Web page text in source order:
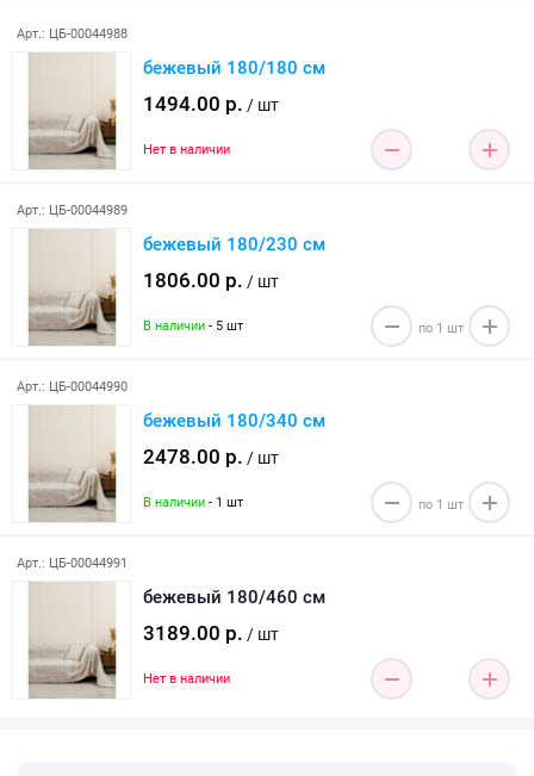
Арт.: ЦБ-00044988
бежевый 180/180 см
1494.00 р. / шт
Нет в наличии
Арт.: ЦБ-00044989
бежевый 180/230 см
1806.00 р. / шт
В наличии - 5 шт
Арт.: ЦБ-00044990
бежевый 180/340 см
2478.00 р. / шт
В наличии - 1 шт
Арт.: ЦБ-00044991
бежевый 180/460 см
3189.00 р. / шт
Нет в наличии